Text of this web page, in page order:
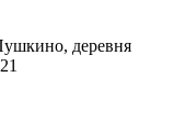
деревня